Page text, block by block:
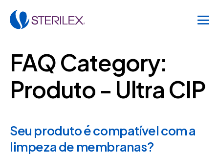
FAQ Category:
Produto - Ultra CIP
Seu produto é compatível com a
limpeza de membranas?